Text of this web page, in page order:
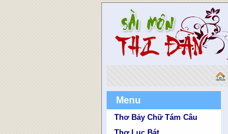
Menu
Thơ Bảy Chữ Tám Câu